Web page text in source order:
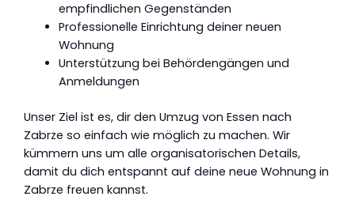
empfindlichen Gegenständen
Professionelle Einrichtung deiner neuen
Wohnung
Unterstützung bei Behördengängen und
Anmeldungen
Unser Ziel ist es, dir den Umzug von Essen nach
Zabrze so einfach wie möglich zu machen. Wir
kümmern uns um alle organisatorischen Details,
damit du dich entspannt auf deine neue Wohnung in
Zabrze freuen kannst.